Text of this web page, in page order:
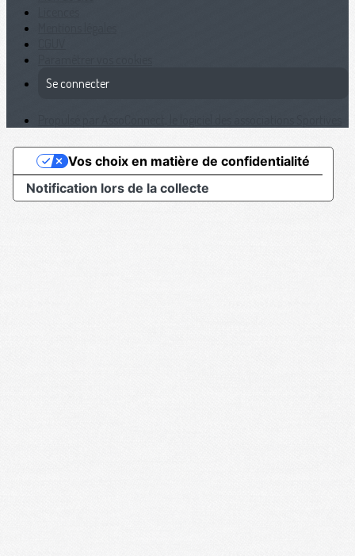
Se connecter
Notification lors de la collecte
Vos choix en matière de confidentialité